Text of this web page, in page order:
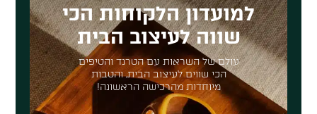
למועדון הלקוחות הכי
שווה לעיצוב הבית
עולם של השראות עם הטרנד והטיפים
הכי שווים לעיצוב הבית, והטבות
מיוחדות מהרכישה הראשונה!